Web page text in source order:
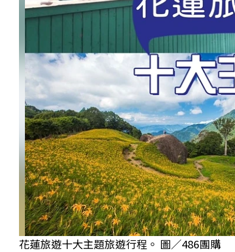
花蓮旅遊十大主題旅遊行程。 圖／486團購